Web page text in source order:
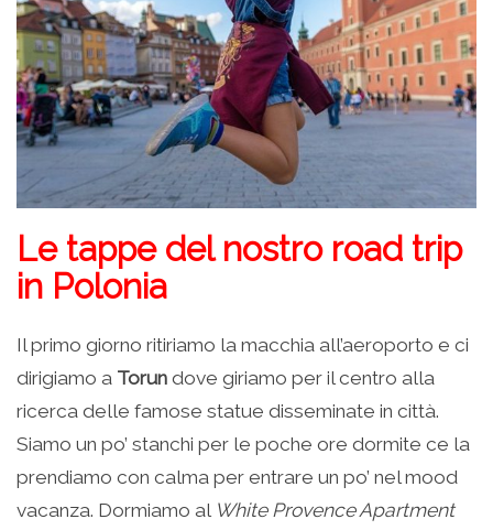
Le tappe del nostro road trip
in Polonia
Il primo giorno ritiriamo la macchia all’aeroporto e ci
dirigiamo a Torun dove giriamo per il centro alla
ricerca delle famose statue disseminate in città.
Siamo un po’ stanchi per le poche ore dormite ce la
prendiamo con calma per entrare un po’ nel mood
vacanza. Dormiamo al White Provence Apartment